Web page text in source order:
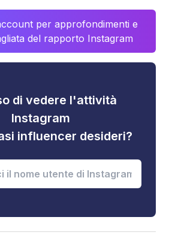
per approfondimenti e
del rapporto Instagram
di vedere l'attività
Instagram
influencer desideri?